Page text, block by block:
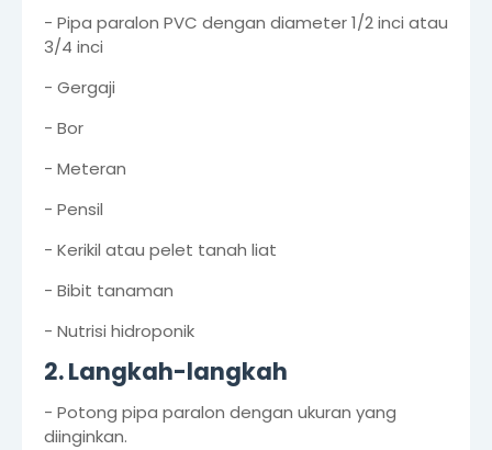
- Pipa paralon PVC dengan diameter 1/2 inci atau
3/4 inci
- Gergaji
- Bor
- Meteran
- Pensil
- Kerikil atau pelet tanah liat
- Bibit tanaman
- Nutrisi hidroponik
2. Langkah-langkah
- Potong pipa paralon dengan ukuran yang
diinginkan.